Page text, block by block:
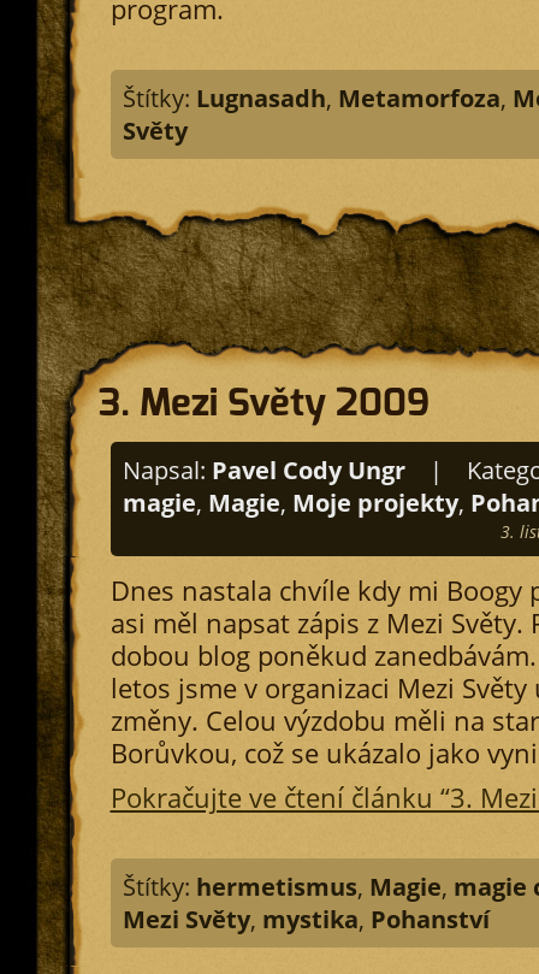
program.
Štítky: Lugnasadh, Metamorfoza,
Světy
3. Mezi Světy 2009
Napsal: Pavel Cody Ungr |
magie, Magie, Moje projekty,
3.
Dnes nastala chvíle kdy mi Boogy
asi měl napsat zápis z Mezi Světy.
dobou blog poněkud
letos jsme v organizaci Mezi
změny. Celou výzdobu měli na
Borůvkou, což se ukázalo jako
Pokračujte ve čtení článku “3.
Štítky: hermetismus, Magie, magie
Mezi Světy, mystika, Pohanství